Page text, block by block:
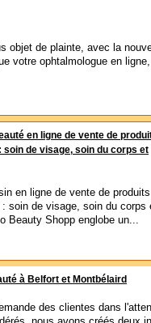
objet de plainte, avec la
votre ophtalmologue en
en ligne de vente de
de visage, soin du corps et
en ligne de vente de produits
soin de visage, soin du corps
Beauty Shopp englobe un...
à Belfort et Montbélaird
des clientes dans